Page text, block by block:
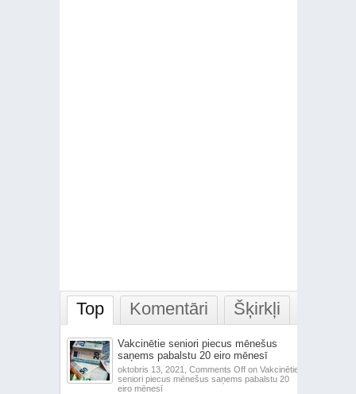
Top Komentāri Šķirkļi
Vakcinētie seniori piecus mēnešus
saņems pabalstu 20 eiro mēnesī
oktobris 13, 2021, Comments Offon Vakcinētie
seniori piecus mēnešus saņems pabalstu 20
eiro mēnesī